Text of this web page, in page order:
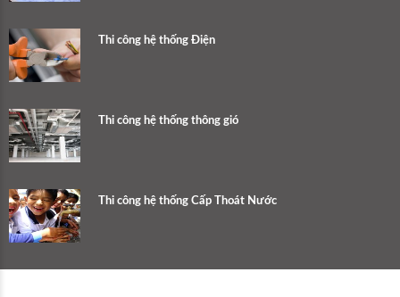
Thi công hệ thống Điện
Thi công hệ thống thông gió
Thi công hệ thống Cấp Thoát Nước